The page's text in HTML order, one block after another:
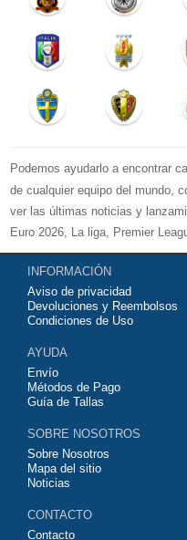
Podemos ayudarlo a encontrar
de cualquier equipo del mundo,
ver las últimas noticias y
Euro 2026, La liga, Premier
internacionales de equipos de
Comprecamisetas de futbol
de Europa. ¡Grandes ofertas en
kits europeos e internacionales,
Pantalones, equipaciones,
Diseños de fútbol únicos. Envío
superiores a €99.
INFORMACIÓN
Aviso de privacidad
Devoluciones y Reembolsos
Condiciones de Uso
AYUDA
Envío
Métodos de Pago
Guía de Tallas
SOBRE NOSOTROS
Sobre Nosotros
Mapa del sitio
Noticias
CONTACTO
Contacto